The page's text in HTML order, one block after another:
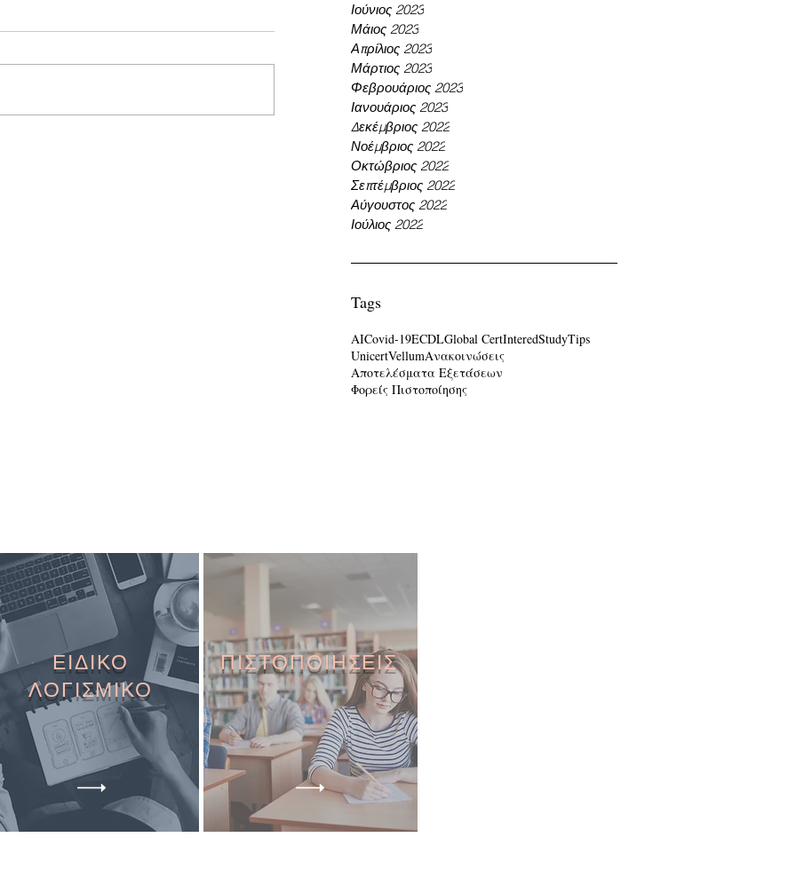
Ιούνιος 2023
Μάιος 2023
Απρίλιος 2023
Μάρτιος 2023
Φεβρουάριος 2023
Ιανουάριος 2023
Δεκέμβριος 2022
Νοέμβριος 2022
Οκτώβριος 2022
Σεπτέμβριος 2022
Αύγουστος 2022
Ιούλιος 2022
Tags
AICovid-19ECDLGlobal CertInteredStudyTips
UnicertVellumΑνακοινώσεις
Αποτελέσματα Εξετάσεων
Φορείς Πιστοποίησης
ΕΙΔΙΚΟ
ΛΟΓΙΣΜΙΚΟ
ΠΙΣΤΟΠΟΙΗΣΕΙΣ